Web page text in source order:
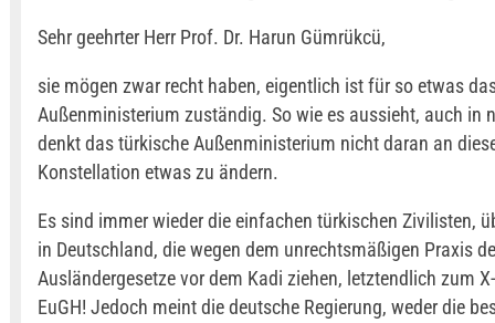
Sehr geehrter Herr Prof. Dr. Harun Gümrükcü,
sie mögen zwar recht haben, eigentlich ist für so etwas
Außenministerium zuständig. So wie es aussieht, auch in
denkt das türkische Außenministerium nicht daran an
Konstellation etwas zu ändern.
Es sind immer wieder die einfachen türkischen Zivilisten,
in Deutschland, die wegen dem unrechtsmäßigen Praxis
Ausländergesetze vor dem Kadi ziehen, letztendlich zum
EuGH! Jedoch meint die deutsche Regierung, weder die